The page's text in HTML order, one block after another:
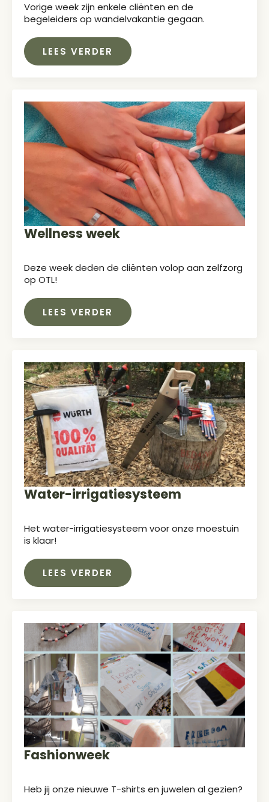
Vorige week zijn enkele cliënten en de
begeleiders op wandelvakantie gegaan.
LEES VERDER
Wellness week
Deze week deden de cliënten volop aan zelfzorg
op OTL!
LEES VERDER
Water-irrigatiesysteem
Het water-irrigatiesysteem voor onze moestuin
is klaar!
LEES VERDER
Fashionweek
Heb jij onze nieuwe T-shirts en juwelen al gezien?